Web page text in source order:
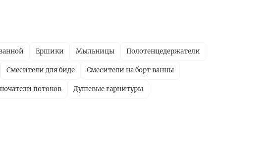
Ершики Мыльницы Полотенцедержатели
Смесители для биде Смесители на борт ванны
потоков Душевые гарнитуры